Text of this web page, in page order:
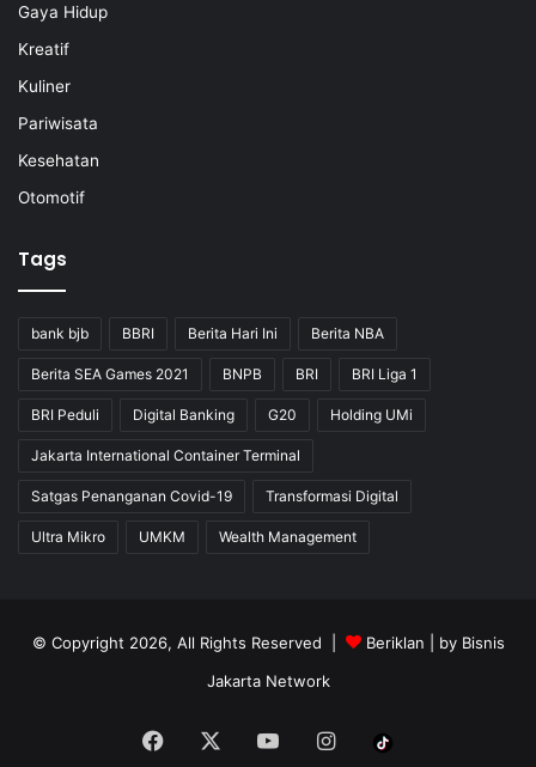
Gaya Hidup
Kreatif
Kuliner
Pariwisata
Kesehatan
Otomotif
Tags
bank bjb BBRI Berita Hari Ini Berita NBA
Berita SEA Games 2021 BNPB BRI BRI Liga 1
BRI Peduli Digital Banking G20 Holding UMi
Jakarta International Container Terminal
Satgas Penanganan Covid-19 Transformasi Digital
Ultra Mikro UMKM Wealth Management
© Copyright 2026, All Rights Reserved | Beriklan | by Bisnis
Jakarta Network
Facebook YouTubeInstagram